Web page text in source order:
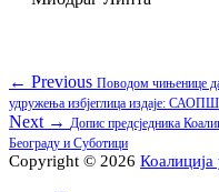
Кретање
чланка
← Previous Previous
post:
Повoдом чињенице да
удружења избјеглица издаје:
Next → Next
post:
Допис предсједника
Београду и Суботици
Copyright © 2026